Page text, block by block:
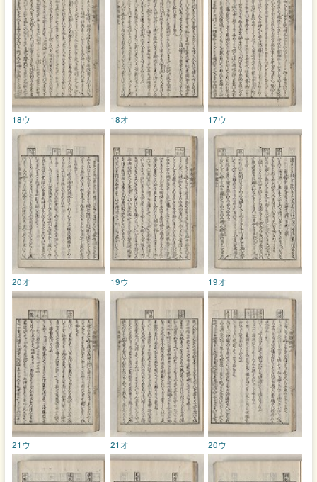
17ウ
18オ
18ウ
19オ
19ウ
20オ
20ウ
21オ
21ウ